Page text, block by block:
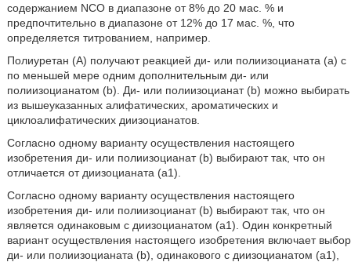
содержанием NCO в диапазоне от 8% до 20 мас. % и
предпочтительно в диапазоне от 12% до 17 мас. %, что
определяется титрованием, например.
Полиуретан (A) получают реакцией ди- или полиизоцианата (а) с
по меньшей мере одним дополнительным ди- или
полиизоцианатом (b). Ди- или полиизоцианат (b) можно выбирать
из вышеуказанных алифатических, ароматических и
циклоалифатических диизоцианатов.
Согласно одному варианту осуществления настоящего
изобретения ди- или полиизоцианат (b) выбирают так, что он
отличается от диизоцианата (a1).
Согласно одному варианту осуществления настоящего
изобретения ди- или полиизоцианат (b) выбирают так, что он
является одинаковым с диизоцианатом (a1). Один конкретный
вариант осуществления настоящего изобретения включает выбор
ди- или полиизоцианата (b), одинакового с диизоцианатом (a1),